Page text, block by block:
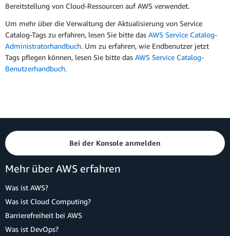
Bereitstellung von Cloud-Ressourcen auf AWS verwendet.
Um mehr über die Verwaltung der Aktualisierung von Service
Catalog-Tags zu erfahren, lesen Sie bitte das AWS Service Catalog-
Administratorhandbuch. Um zu erfahren, wie Endbenutzer jetzt
Tags pflegen können, lesen Sie bitte das AWS Service Catalog-
Benutzerhandbuch.
Bei der Konsole anmelden
Mehr über AWS erfahren
Was ist AWS?
Was ist Cloud Computing?
Barrierefreiheit bei AWS
Was ist DevOps?